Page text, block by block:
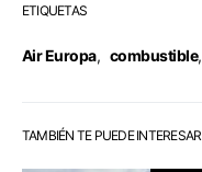
ETIQUETAS
Air Europa, combustible,
TAMBIÉN TE PUEDE INTERESAR